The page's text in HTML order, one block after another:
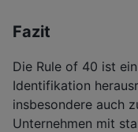
Fazit
Die Rule of 40 ist
Identifikation
insbesondere auch
Unternehmen mit